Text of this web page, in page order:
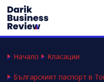
Начало Класации
Българският паспорт в